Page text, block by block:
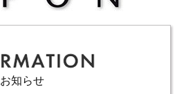
お知らせ